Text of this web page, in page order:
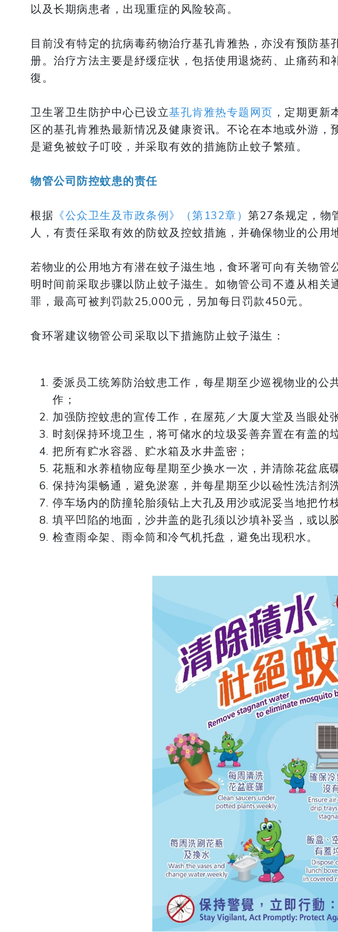
以及长期病患者，出现重症的风险较高。
目前没有特定的抗病毒药物治疗基孔肯雅热，亦没有预防基
册。治疗方法主要是紓缓症状，包括使用退烧药、止痛药和
復。
卫生署卫生防护中心已设立基孔肯雅热专题网页 ，定期更新
区的基孔肯雅热最新情况及健康资讯。不论在本地或外游，
是避免被蚊子叮咬，并采取有效的措施防止蚊子繁殖。
物管公司防控蚊患的责任
根据 《公众卫生及市政条例》（第132章）第27条规定，物
人，有责任采取有效的防蚊及控蚊措施，并确保物业的公用
若物业的公用地方有潜在蚊子滋生地，食环署可向有关物管
明时间前采取步骤以防止蚊子滋生。如物管公司不遵从相关
罪，最高可被判罚款25,000元，另加每日罚款450元。
食环署建议物管公司采取以下措施防止蚊子滋生：
委派员工统筹防治蚊患工作，每星期至少巡视物业的
作；
加强防控蚊患的宣传工作，在屋苑／大厦大堂及当眼处
时刻保持环境卫生，将可储水的垃圾妥善弃置在有盖的
把所有贮水容器、贮水箱及水井盖密；
花瓶和水养植物应每星期至少换水一次，并清除花盆底
保持沟渠畅通，避免淤塞，并每星期至少以硷性洗洁剂
停车场内的防撞轮胎须钻上大孔及用沙或泥妥当地把竹
填平凹陷的地面，沙井盖的匙孔须以沙填补妥当，或以
检查雨伞架、雨伞筒和冷气机托盘，避免出现积水。